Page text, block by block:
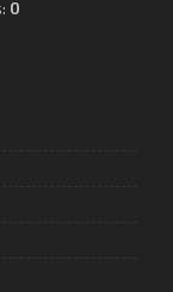
0